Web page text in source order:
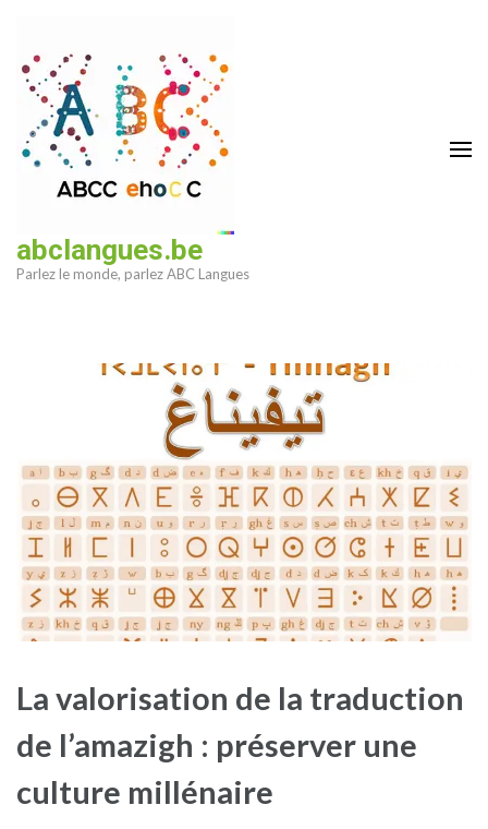
contenu
(Pressez
Entrée)
abclangues.be
Parlez le monde, parlez ABC Langues
La valorisation de la traduction
de l’amazigh : préserver une
culture millénaire